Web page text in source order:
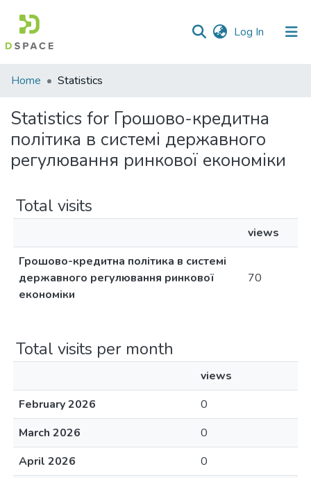
Log In (current)
Communities
Collections
All of DSpace
Home Statistics
Statistics for Грошово-кредитна
політика в системі державного
регулювання ринкової економіки
Total visits
views
Грошово-кредитна політика в системі
державного регулювання ринкової
економіки
70
Total visits per month
views
February 2026
0
March 2026
0
April 2026
0